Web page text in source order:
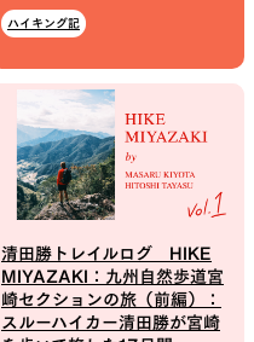
HATS
ハイキングのためのヘッドウ
ア
ACTIVE INSULATION
ハイキング記
清田勝トレイルログ HIKE
MIYAZAKI：九州自然歩道宮
崎セクションの旅（前編）：
スルーハイカー清田勝が宮崎